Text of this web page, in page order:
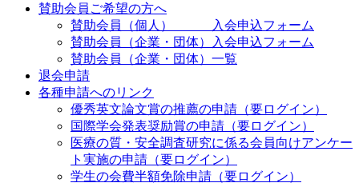
賛助会員ご希望の方へ
賛助会員（個人） 入会申込フォーム
賛助会員（企業・団体）入会申込フォーム
賛助会員（企業・団体）一覧
退会申請
各種申請へのリンク
優秀英文論文賞の推薦の申請（要ログイン）
国際学会発表奨励賞の申請（要ログイン）
医療の質・安全調査研究に係る会員向けアンケー
ト実施の申請（要ログイン）
学生の会費半額免除申請（要ログイン）